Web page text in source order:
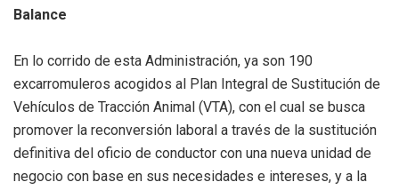
Balance
En lo corrido de esta Administración, ya son 190
excarromuleros acogidos al Plan Integral de Sustitución de
Vehículos de Tracción Animal (VTA), con el cual se busca
promover la reconversión laboral a través de la sustitución
definitiva del oficio de conductor con una nueva unidad de
negocio con base en sus necesidades e intereses, y a la